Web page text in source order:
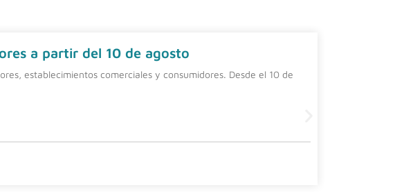
a partir del 10 de agosto
establecimientos comerciales y consumidores. Desde el 10 de